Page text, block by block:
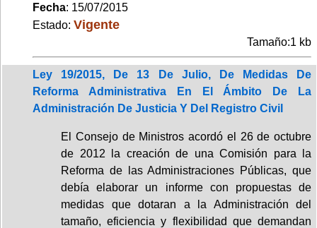
Fecha: 15/07/2015
Estado: Vigente
Tamaño:1 kb
Ley 19/2015, De 13 De Julio, De Medidas De
Reforma Administrativa En El Ámbito De La
Administración De Justicia Y Del Registro Civil
El Consejo de Ministros acordó el 26 de octubre
de 2012 la creación de una Comisión para la
Reforma de las Administraciones Públicas, que
debía elaborar un informe con propuestas de
medidas que dotaran a la Administración del
tamaño, eficiencia y flexibilidad que demandan